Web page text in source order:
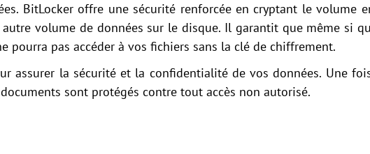
BitLocker offre une sécurité renforcée en cryptant le volume
volume de données sur le disque. Il garantit que même si
pourra pas accéder à vos fichiers sans la clé de chiffrement.
assurer la sécurité et la confidentialité de vos données. Une
sont protégés contre tout accès non autorisé.